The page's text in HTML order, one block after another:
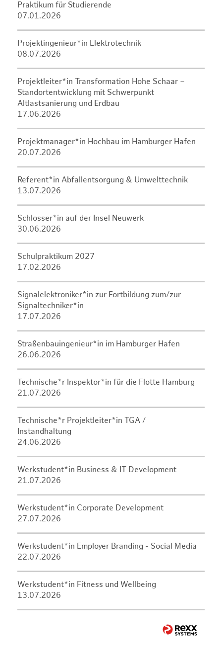
Praktikum für Studierende
07.01.2026
Projektingenieur*in Elektrotechnik
08.07.2026
Projektleiter*in Transformation Hohe Schaar –
Standortentwicklung mit Schwerpunkt
Altlastsanierung und Erdbau
17.06.2026
Projektmanager*in Hochbau im Hamburger Hafen
20.07.2026
Referent*in Abfallentsorgung & Umwelttechnik
13.07.2026
Schlosser*in auf der Insel Neuwerk
30.06.2026
Schulpraktikum 2027
17.02.2026
Signalelektroniker*in zur Fortbildung zum/zur
Signaltechniker*in
17.07.2026
Straßenbauingenieur*in im Hamburger Hafen
26.06.2026
Technische*r Inspektor*in für die Flotte Hamburg
21.07.2026
Technische*r Projektleiter*in TGA /
Instandhaltung
24.06.2026
Werkstudent*in Business & IT Development
21.07.2026
Werkstudent*in Corporate Development
27.07.2026
Werkstudent*in Employer Branding - Social Media
22.07.2026
Werkstudent*in Fitness und Wellbeing
13.07.2026